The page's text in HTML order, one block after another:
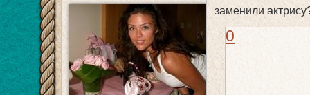
заменили
0